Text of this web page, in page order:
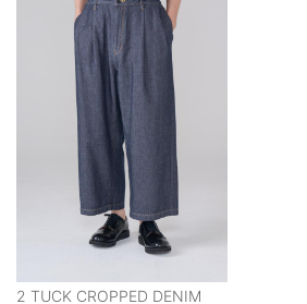
2 TUCK CROPPED DENIM